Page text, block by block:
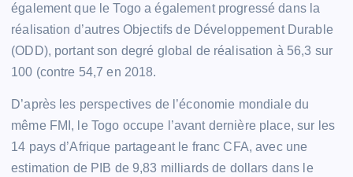
également que le Togo a également progressé dans la
réalisation d’autres Objectifs de Développement Durable
(ODD), portant son degré global de réalisation à 56,3 sur
100 (contre 54,7 en 2018.
D’après les perspectives de l’économie mondiale du
même FMI, le Togo occupe l’avant dernière place, sur les
14 pays d’Afrique partageant le franc CFA, avec une
estimation de PIB de 9,83 milliards de dollars dans le